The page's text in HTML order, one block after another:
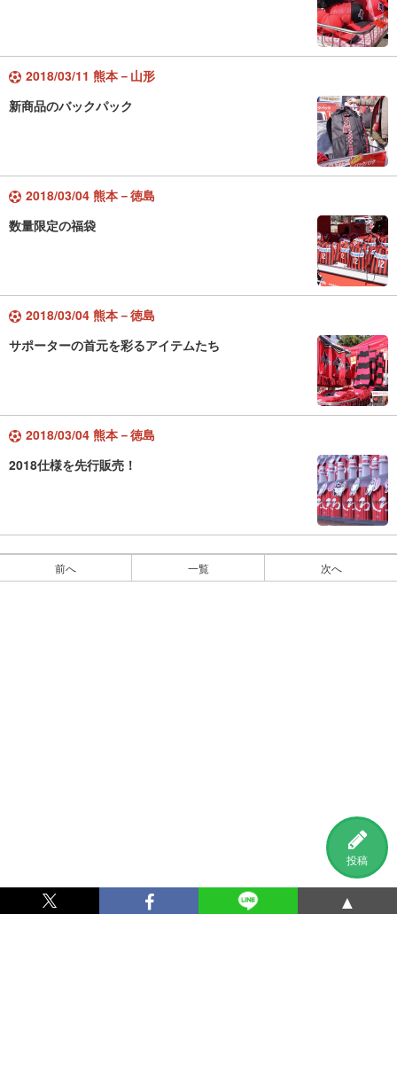
投稿
2018/03/11 熊本－山形
新商品のバックパック
2018/03/04 熊本－徳島
数量限定の福袋
2018/03/04 熊本－徳島
サポーターの首元を彩るアイテムたち
2018/03/04 熊本－徳島
2018仕様を先行販売！
前へ 一覧 次へ
▲